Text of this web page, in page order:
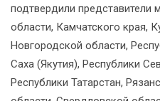
подтвердили представители
области, Камчатского края,
Новгородской области,
Саха (Якутия), Республики
Республики Татарстан,